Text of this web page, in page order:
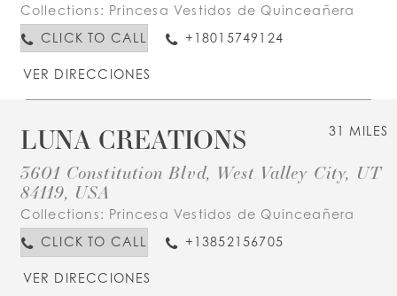
Collections: Princesa Vestidos de Quinceañera
CLICK TO CALL
+18015749124
VER DIRECCIONES
31 MILES
LUNA CREATIONS
3601 Constitution Blvd, West Valley City, UT
84119, USA
Collections: Princesa Vestidos de Quinceañera
CLICK TO CALL
+13852156705
VER DIRECCIONES